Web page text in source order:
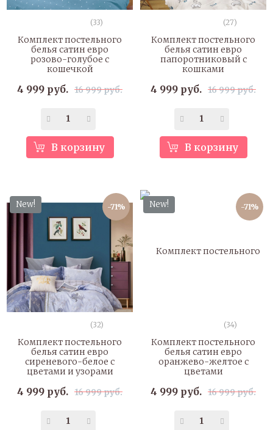
(33)
Комплект постельного
белья сатин евро
розово-голубое с
кошечкой
4 999 руб. 16 999 руб.
В корзину
(27)
Комплект постельного
белья сатин евро
папоротниковый с
кошками
4 999 руб. 16 999 руб.
В корзину
New! -71%
(32)
Комплект постельного
белья сатин евро
сиреневого-белое с
цветами и узорами
4 999 руб. 16 999 руб.
New! -71%
(34)
Комплект постельного
белья сатин евро
оранжево-желтое с
цветами
4 999 руб. 16 999 руб.